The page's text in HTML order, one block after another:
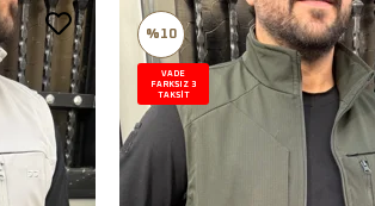
%10
VADE
FARKSIZ 3
TAKSİT